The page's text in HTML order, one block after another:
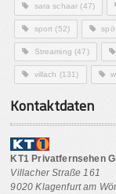
sara schaar (47)
sport (52) spö
Streaming (47)
villach (131)
Kontaktdaten
KT1 Privatfernsehen
Villacher Straße 161
9020 Klagenfurt am